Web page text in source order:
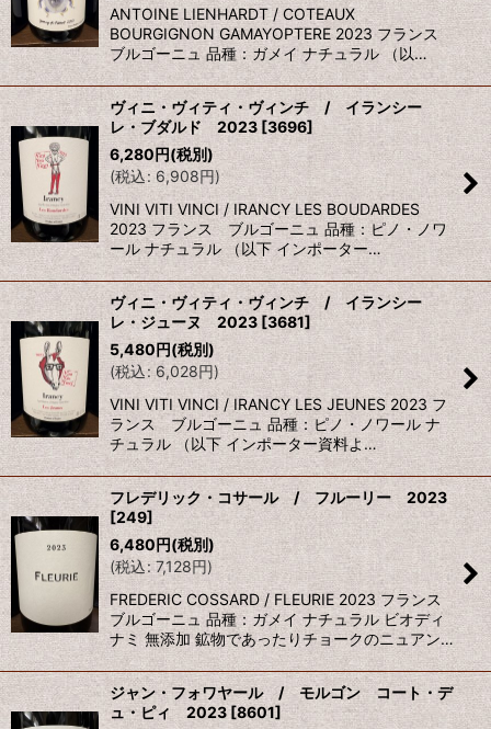
ANTOINE LIENHARDT / COTEAUX
BOURGIGNON GAMAYOPTERE 2023 フランス
ブルゴーニュ 品種：ガメイ ナチュラル （以…
ヴィニ・ヴィティ・ヴィンチ / イランシー
レ・ブダルド 2023 [3696]
6,280円(税別)
(税込: 6,908円)
VINI VITI VINCI / IRANCY LES BOUDARDES
2023 フランス ブルゴーニュ 品種：ピノ・ノワ
ール ナチュラル （以下 インポーター…
ヴィニ・ヴィティ・ヴィンチ / イランシー
レ・ジューヌ 2023 [3681]
5,480円(税別)
(税込: 6,028円)
VINI VITI VINCI / IRANCY LES JEUNES 2023 フ
ランス ブルゴーニュ 品種：ピノ・ノワール ナ
チュラル （以下 インポーター資料よ…
フレデリック・コサール / フルーリー 2023
[249]
6,480円(税別)
(税込: 7,128円)
FREDERIC COSSARD / FLEURIE 2023 フランス
ブルゴーニュ 品種：ガメイ ナチュラル ビオディ
ナミ 無添加 鉱物であったりチョークのニュアン…
ジャン・フォワヤール / モルゴン コート・デ
ュ・ピィ 2023 [8601]